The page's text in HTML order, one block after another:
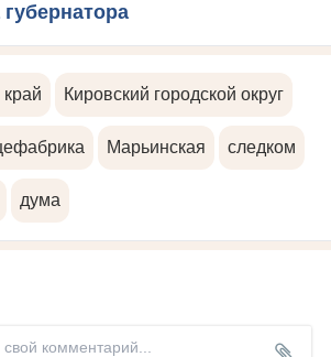
Кировский городской округ
Марьинская следком
дума